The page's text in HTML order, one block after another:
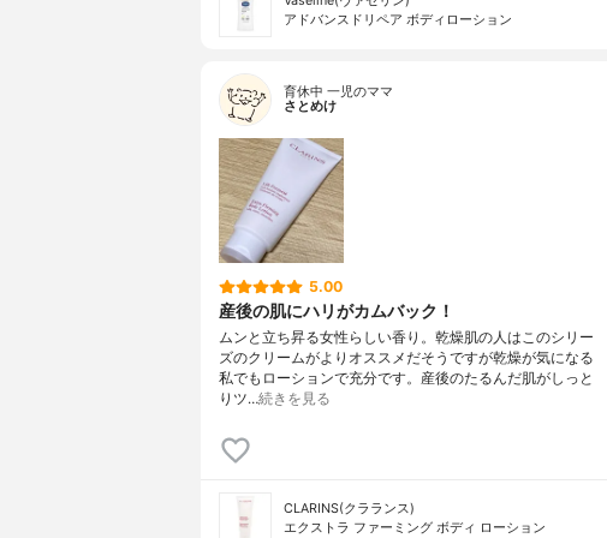
アドバンスドリペア ボディローション
育休中 一児のママ
さとめけ
5.00
産後の肌にハリがカムバック！
ムンと立ち昇る女性らしい香り。乾燥肌の人はこのシリー
ズのクリームがよりオススメだそうですが乾燥が気になる
私でもローションで充分です。産後のたるんだ肌がしっと
りツ…続きを見る
CLARINS(クラランス)
エクストラ ファーミング ボディ ローション